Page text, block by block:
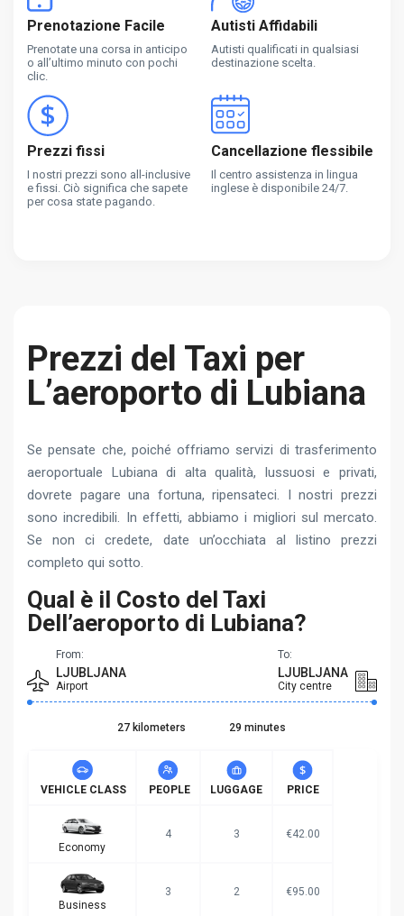
Prenotazione Facile
Prenotate una corsa in anticipo
o all’ultimo minuto con pochi
clic.
Autisti Affidabili
Autisti qualificati in qualsiasi
destinazione scelta.
Prezzi fissi
I nostri prezzi sono all-inclusive
e fissi. Ciò significa che sapete
per cosa state pagando.
Cancellazione flessibile
Il centro assistenza in lingua
inglese è disponibile 24/7.
Prezzi del Taxi per
L’aeroporto di Lubiana
Se pensate che, poiché offriamo servizi di trasferimento
aeroportuale Lubiana di alta qualità, lussuosi e privati,
dovrete pagare una fortuna, ripensateci. I nostri prezzi
sono incredibili. In effetti, abbiamo i migliori sul mercato.
Se non ci credete, date un’occhiata al listino prezzi
completo qui sotto.
Qual è il Costo del Taxi
Dell’aeroporto di Lubiana?
From:
LJUBLJANA
Airport
To:
LJUBLJANA
City centre
27 kilometers 29 minutes
VEHICLE CLASS PEOPLE LUGGAGE PRICE
Economy
4 3 €42.00
Business
3 2 €95.00